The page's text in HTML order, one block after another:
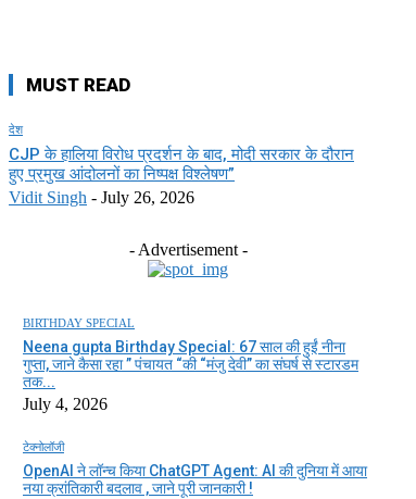
MUST READ
देश
CJP के हालिया विरोध प्रदर्शन के बाद, मोदी सरकार के दौरान
हुए प्रमुख आंदोलनों का निष्पक्ष विश्लेषण”
Vidit Singh - July 26, 2026
- Advertisement -
BIRTHDAY SPECIAL
Neena gupta Birthday Special: 67 साल की हुईं नीना
गुप्ता, जाने कैसा रहा ” पंचायत “की “मंजु देवी” का संघर्ष से स्टारडम
तक...
July 4, 2026
टेक्नोलॉजी
OpenAI ने लॉन्च किया ChatGPT Agent: AI की दुनिया में आया
नया क्रांतिकारी बदलाव , जाने पूरी जानकारी !